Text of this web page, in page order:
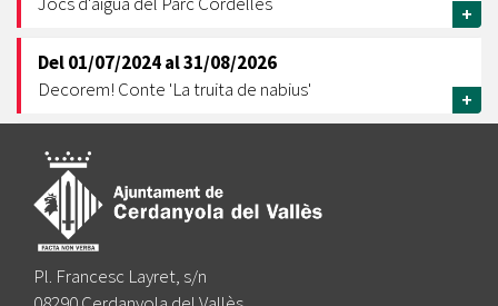
+
Del01/07/2024al31/08/2026
Decorem! Conte 'La truita de nabius'
+
Pl. Francesc Layret, s/n